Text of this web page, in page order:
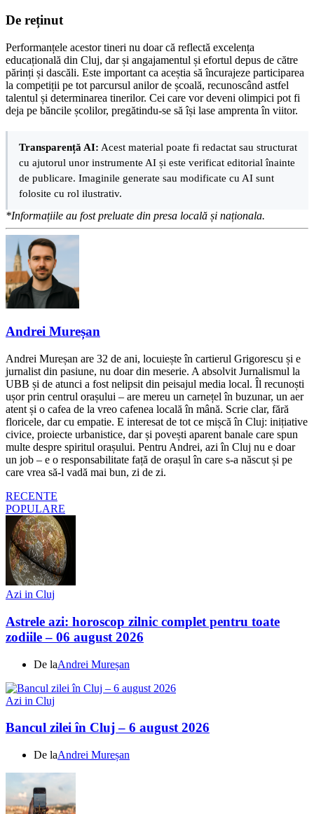
De reținut
Performanțele acestor tineri nu doar că reflectă excelența
educațională din Cluj, dar și angajamentul și efortul depus de către
părinți și dascăli. Este important ca aceștia să încurajeze participarea
la competiții pe tot parcursul anilor de școală, recunoscând astfel
talentul și determinarea tinerilor. Cei care vor deveni olimpici pot fi
deja pe băncile școlilor, pregătindu-se să își lase amprenta în viitor.
Transparență AI: Acest material poate fi redactat sau structurat
cu ajutorul unor instrumente AI și este verificat editorial înainte
de publicare. Imaginile generate sau modificate cu AI sunt
folosite cu rol ilustrativ.
*Informațiile au fost preluate din presa locală și naționala.
Andrei Mureșan
Andrei Mureșan are 32 de ani, locuiește în cartierul Grigorescu și e
jurnalist din pasiune, nu doar din meserie. A absolvit Jurnalismul la
UBB și de atunci a fost nelipsit din peisajul media local. Îl recunoști
ușor prin centrul orașului – are mereu un carnețel în buzunar, un aer
atent și o cafea de la vreo cafenea locală în mână. Scrie clar, fără
floricele, dar cu empatie. E interesat de tot ce mișcă în Cluj: inițiative
civice, proiecte urbanistice, dar și povești aparent banale care spun
multe despre spiritul orașului. Pentru Andrei, azi în Cluj nu e doar
un job – e o responsabilitate față de orașul în care s-a născut și pe
care vrea să-l vadă mai bun, zi de zi.
RECENTE
POPULARE
Azi in Cluj
Astrele azi: horoscop zilnic complet pentru toate
zodiile – 06 august 2026
De laAndrei Mureșan
Azi in Cluj
Bancul zilei în Cluj – 6 august 2026
De laAndrei Mureșan